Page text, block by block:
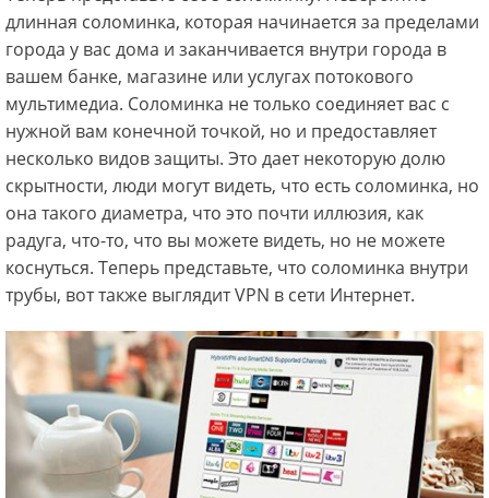
длинная соломинка, которая начинается за пределами
города у вас дома и заканчивается внутри города в
вашем банке, магазине или услугах потокового
мультимедиа. Соломинка не только соединяет вас с
нужной вам конечной точкой, но и предоставляет
несколько видов защиты. Это дает некоторую долю
скрытности, люди могут видеть, что есть соломинка, но
она такого диаметра, что это почти иллюзия, как
радуга, что-то, что вы можете видеть, но не можете
коснуться. Теперь представьте, что соломинка внутри
трубы, вот также выглядит VPN в сети Интернет.